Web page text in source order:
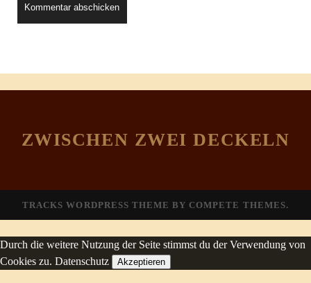
ZWISCHEN ZWEI DECKELN
TRACKS WORDPRESS THEME BY COMPETE THEMES.
Durch die weitere Nutzung der Seite stimmst du der Verwendung von
Cookies zu. Datenschutz Akzeptieren